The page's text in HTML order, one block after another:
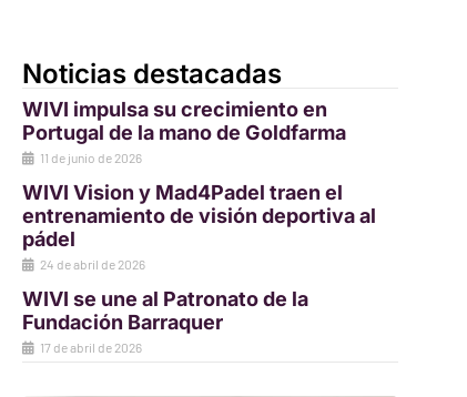
Noticias destacadas
WIVI impulsa su crecimiento en
Portugal de la mano de Goldfarma
11 de junio de 2026
WIVI Vision y Mad4Padel traen el
entrenamiento de visión deportiva al
pádel
24 de abril de 2026
WIVI se une al Patronato de la
Fundación Barraquer
17 de abril de 2026